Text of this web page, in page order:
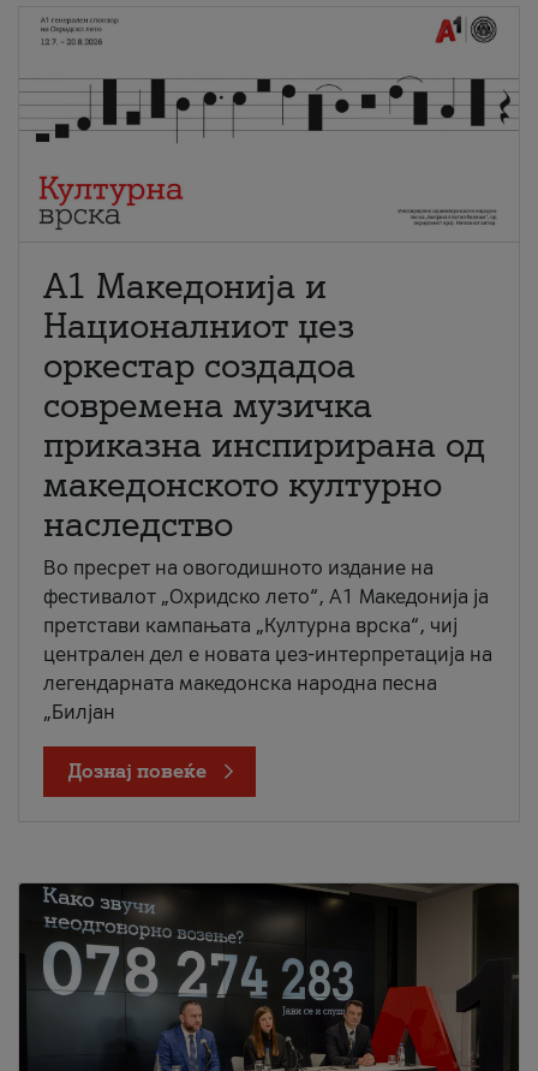
А1 Македонија и
Националниот џез
оркестар создадоа
современа музичка
приказна инспирирана од
македонското културно
наследство
Во пресрет на овогодишното издание на
фестивалот „Охридско лето“, А1 Македонија ја
претстави кампањата „Културна врска“, чиј
централен дел е новата џез-интерпретација на
легендарната македонска народна песна
„Билјан
Дознај повеќе